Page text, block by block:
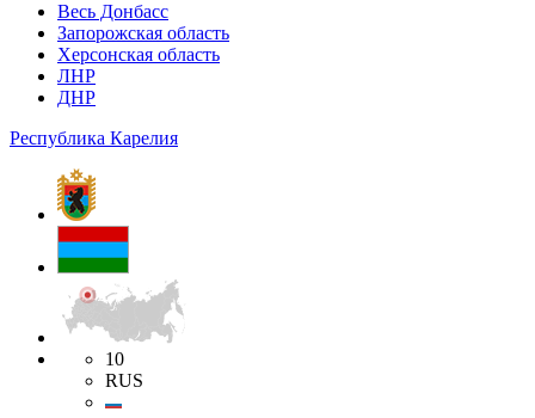
Весь Донбасс
Запорожская область
Херсонская область
ЛНР
ДНР
Республика Карелия
10
RUS